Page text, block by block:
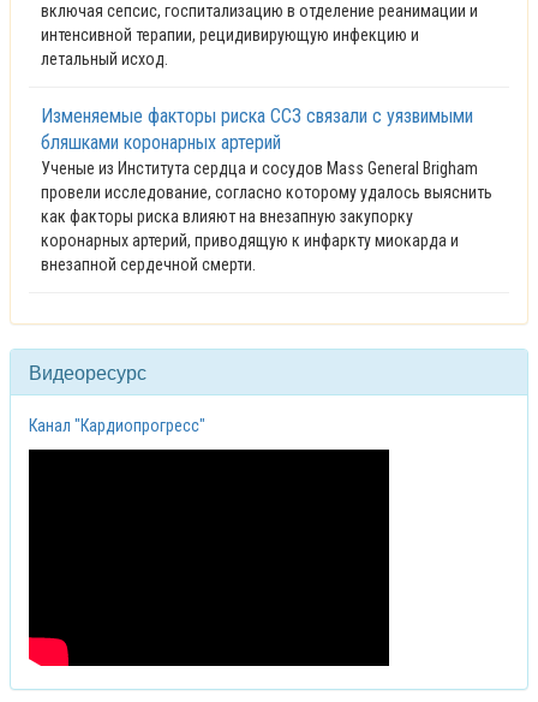
включая сепсис, госпитализацию в отделение реанимации и
интенсивной терапии, рецидивирующую инфекцию и
летальный исход.
Изменяемые факторы риска ССЗ связали с уязвимыми
бляшками коронарных артерий
Ученые из Института сердца и сосудов Mass General Brigham
провели исследование, согласно которому удалось выяснить
как факторы риска влияют на внезапную закупорку
коронарных артерий, приводящую к инфаркту миокарда и
внезапной сердечной смерти.
Видеоресурс
Канал "Кардиопрогресс"